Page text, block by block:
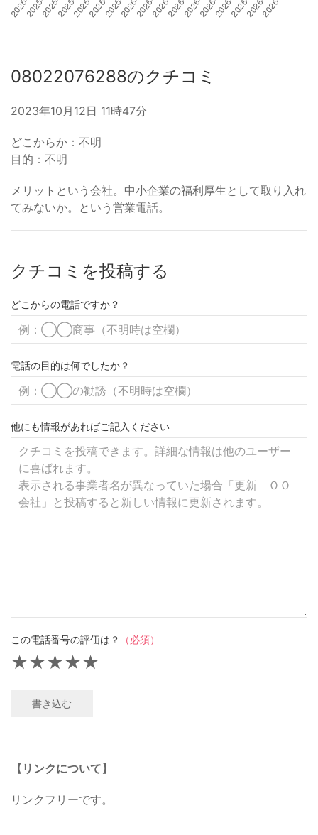
08022076288のクチコミ
2023年10月12日 11時47分
どこからか：不明
目的：不明
メリットという会社。中小企業の福利厚生として取り入れ
てみないか。という営業電話。
クチコミを投稿する
どこからの電話ですか？
電話の目的は何でしたか？
他にも情報があればご記入ください
この電話番号の評価は？ （必須）
★
★
★
★
★
書き込む
【リンクについて】
リンクフリーです。